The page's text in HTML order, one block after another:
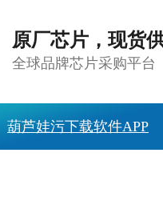
原厂芯片，现货
全球品牌芯片采购平台
葫芦娃污下载软件APP